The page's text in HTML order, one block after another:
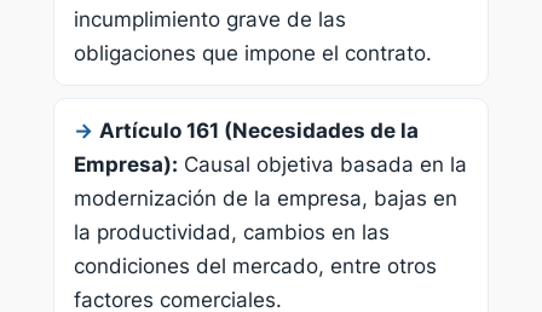
incumplimiento grave de las
obligaciones que impone el contrato.
→ Artículo 161 (Necesidades de la
Empresa): Causal objetiva basada en la
modernización de la empresa, bajas en
la productividad, cambios en las
condiciones del mercado, entre otros
factores comerciales.